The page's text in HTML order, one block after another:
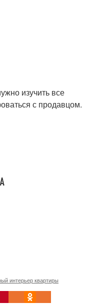
изучить все
с продавцом.
интерьер квартиры